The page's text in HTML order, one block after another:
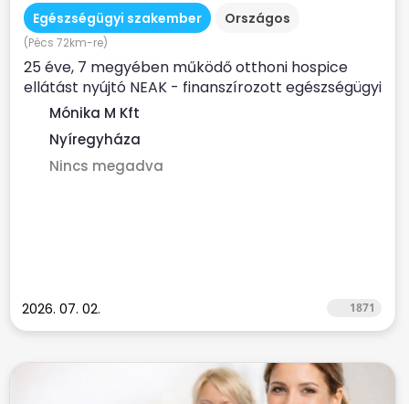
Egészségügyi szakember Országos
(Pécs 72km-re)
25 éve, 7 megyében működő otthoni hospice
ellátást nyújtó NEAK - finanszírozott egészségügyi
szolgálat...
Mónika M Kft
Nyíregyháza
Nincs megadva
2026. 07. 02. 1871